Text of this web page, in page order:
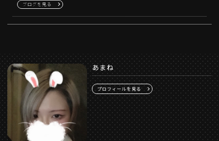
ブログを見る
あまね
プロフィールを見る